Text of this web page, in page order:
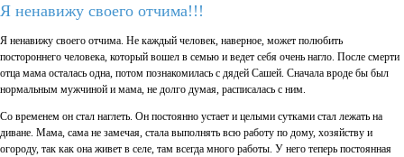
Я ненавижу своего отчима!!!
Я ненавижу своего отчима. Не каждый человек, наверное, может полюбить
постороннего человека, который вошел в семью и ведет себя очень нагло. После смерти
отца мама осталась одна, потом познакомилась с дядей Сашей. Сначала вроде бы был
нормальным мужчиной и мама, не долго думая, расписалась с ним.
Со временем он стал наглеть. Он постоянно устает и целыми сутками стал лежать на
диване. Мама, сама не замечая, стала выполнять всю работу по дому, хозяйству и
огороду, так как она живет в селе, там всегда много работы. У него теперь постоянная